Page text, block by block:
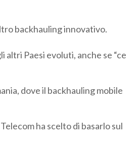
backhauling innovativo.
altri Paesi evoluti, anche se “ce
dove il backhauling mobile
ha scelto di basarlo sul